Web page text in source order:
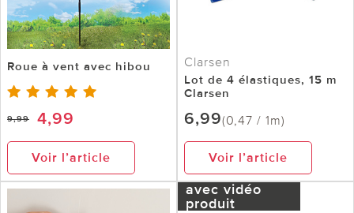
Roue à vent avec hibou
9,99 4,99
Voir l’article
Clarsen
Lot de 4 élastiques, 15 m
Clarsen
6,99(0,47 / 1m)
Voir l’article
avec vidéo
produit